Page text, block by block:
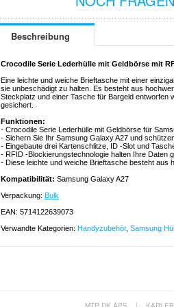
Beschreibung
Crocodile Serie Lederhülle mit Geldbörse mit
Eine leichte und weiche Brieftasche mit einer
sie unbeschädigt zu halten. Es besteht aus
Steckplatz und einer Tasche für Bargeld entworfen
gesichert.
Funktionen:
- Crocodile Serie Lederhülle mit Geldbörse für
- Sichern Sie Ihr Samsung Galaxy A27 und
- Eingebaute drei Kartenschlitze, ID -Slot und
- RFID -Blockierungstechnologie halten Ihre Daten
- Diese leichte und weiche Brieftasche besteht aus
Kompatibilität: Samsung Galaxy A27
Verpackung: Bulk
EAN: 5714122639073
Verwandte Kategorien: Handyzubehör, Samsung